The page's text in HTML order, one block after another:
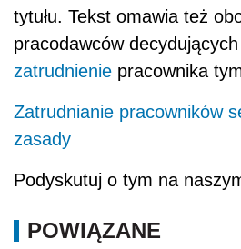
tytułu. Tekst omawia też
pracodawców
zatrudnienie pracownika
Zatrudnianie pracowników
zasady
Podyskutuj o tym na
POWIĄZANE